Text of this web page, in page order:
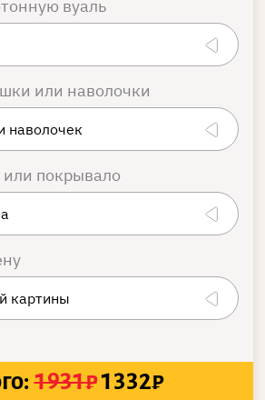
вуаль
или наволочки
покрывало
1931₽1332₽